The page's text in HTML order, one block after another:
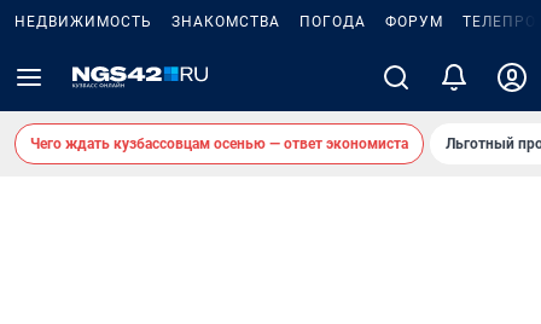
НЕДВИЖИМОСТЬ ЗНАКОМСТВА ПОГОДА ФОРУМ
Чего ждать кузбассовцам осенью — ответ экономиста Льготный